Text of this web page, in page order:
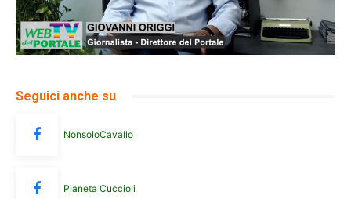
Seguici anche su
NonsoloCavallo
Pianeta Cuccioli